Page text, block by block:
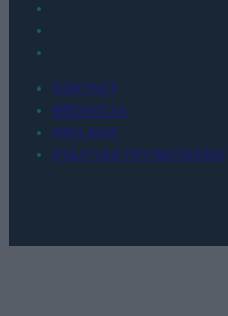
KONTAKT
REDAKCJA
REKLAMA
POLITYKA PRYWATNOŚCI